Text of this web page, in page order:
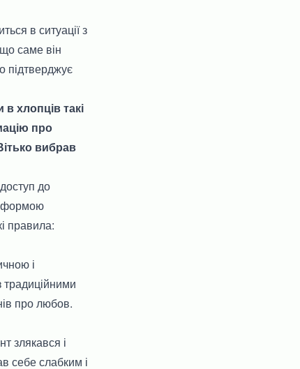
в ситуації з
саме він
підтверджує
хлопців такі
про
вибрав
до
формою
правила:
і
традиційними
про любов.
злякався і
себе слабким і